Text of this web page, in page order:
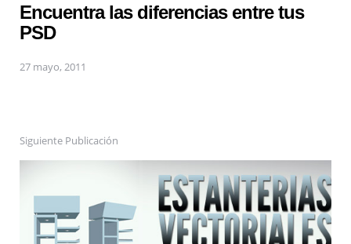
Encuentra las diferencias entre tus
PSD
27 mayo, 2011
Siguiente Publicación